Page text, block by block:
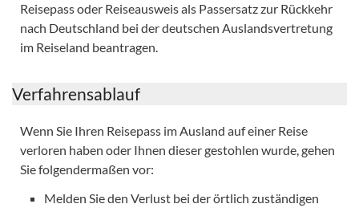
Reisepass oder Reiseausweis als Passersatz zur Rückkehr
nach Deutschland bei der deutschen Auslandsvertretung
im Reiseland beantragen.
Verfahrensablauf
Wenn Sie Ihren Reisepass im Ausland auf einer Reise
verloren haben oder Ihnen dieser gestohlen wurde, gehen
Sie folgendermaßen vor:
Melden Sie den Verlust bei der örtlich zuständigen